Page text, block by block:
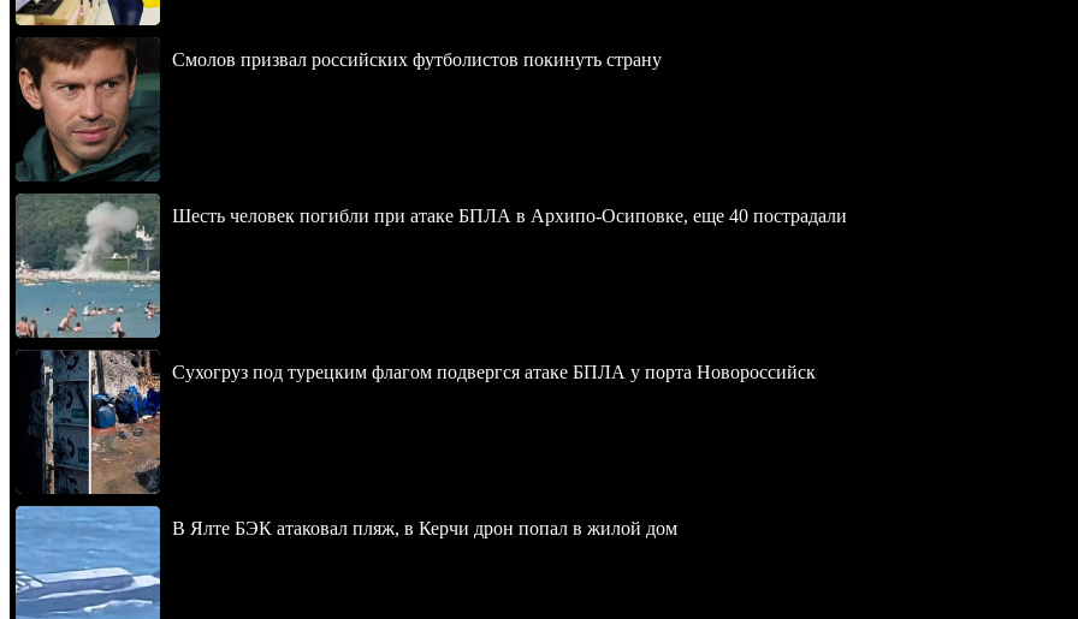
Смолов призвал российских футболистов покинуть страну
Шесть человек погибли при атаке БПЛА в Архипо-Осиповке, еще 40 пострадали
Сухогруз под турецким флагом подвергся атаке БПЛА у порта Новороссийск
В Ялте БЭК атаковал пляж, в Керчи дрон попал в жилой дом